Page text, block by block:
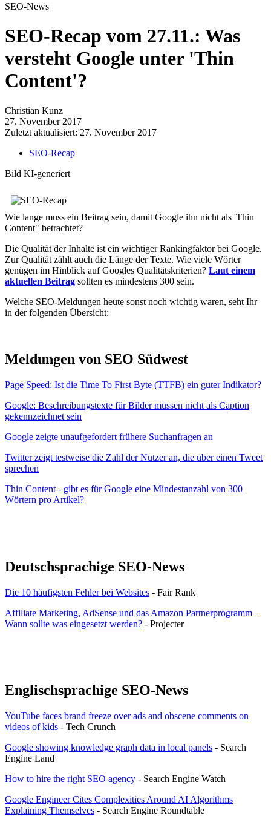
SEO-News
SEO-Recap vom 27.11.: Was
versteht Google unter 'Thin
Content'?
Christian Kunz
27. November 2017
Zuletzt aktualisiert: 27. November 2017
SEO-Recap
Bild KI-generiert
Wie lange muss ein Beitrag sein, damit Google ihn nicht als 'Thin
Content" betrachtet?
Die Qualität der Inhalte ist ein wichtiger Rankingfaktor bei Google.
Zur Qualität zählt auch die Länge der Texte. Wie viele Wörter
genügen im Hinblick auf Googles Qualitätskriterien? Laut einem
aktuellen Beitrag sollten es mindestens 300 sein.
Welche SEO-Meldungen heute sonst noch wichtig waren, seht Ihr
in der folgenden Übersicht:
Meldungen von SEO Südwest
Page Speed: Ist die Time To First Byte (TTFB) ein guter Indikator?
Google: Beschreibungstexte für Bilder müssen nicht als Caption
gekennzeichnet sein
Google zeigte unaufgefordert frühere Suchanfragen an
Twitter zeigt testweise die Zahl der Nutzer an, die über einen Tweet
sprechen
Thin Content - gibt es für Google eine Mindestanzahl von 300
Wörtern pro Artikel?
Deutschsprachige SEO-News
Die 10 häufigsten Fehler bei Websites - Fair Rank
Affiliate Marketing, AdSense und das Amazon Partnerprogramm –
Wann sollte was eingesetzt werden? - Projecter
Englischsprachige SEO-News
YouTube faces brand freeze over ads and obscene comments on
videos of kids - Tech Crunch
Google showing knowledge graph data in local panels - Search
Engine Land
How to hire the right SEO agency - Search Engine Watch
Google Engineer Cites Complexities Around AI Algorithms
Explaining Themselves - Search Engine Roundtable